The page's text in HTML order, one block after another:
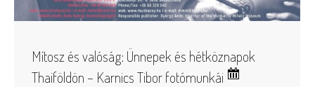
Mítosz és valóság: Ünnepek és hétköznapok
Thaiföldön – Karnics Tibor fotómunkái